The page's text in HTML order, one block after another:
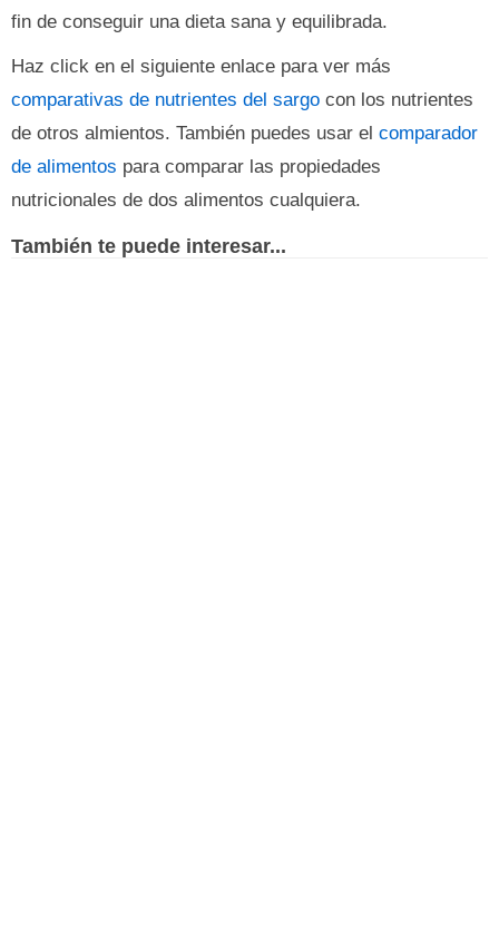
fin de conseguir una dieta sana y equilibrada.
Haz click en el siguiente enlace para ver más
comparativas de nutrientes del sargo con los nutrientes
de otros almientos. También puedes usar el comparador
de alimentos para comparar las propiedades
nutricionales de dos alimentos cualquiera.
También te puede interesar...